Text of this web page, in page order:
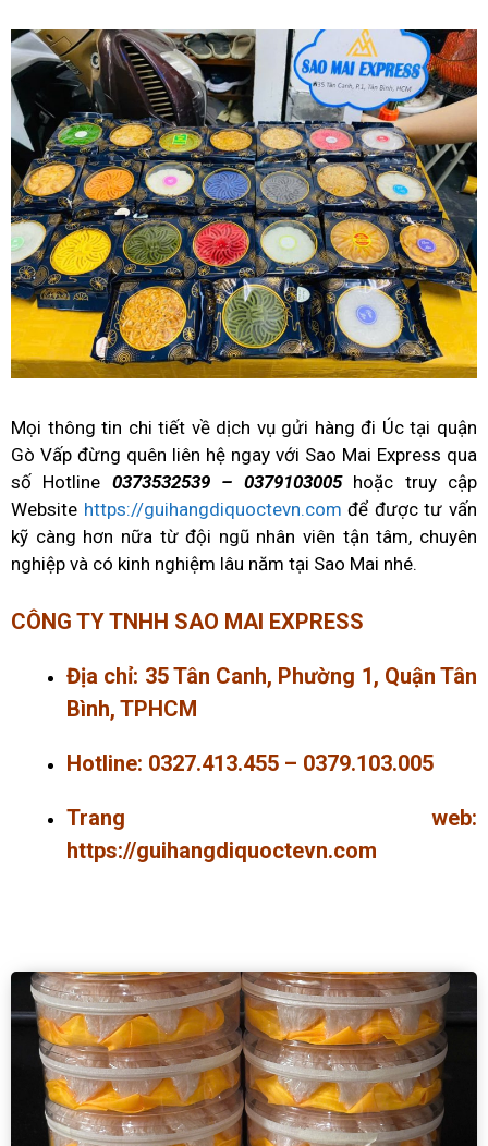
Mọi thông tin chi tiết về dịch vụ gửi hàng đi Úc tại quận
Gò Vấp đừng quên liên hệ ngay với Sao Mai Express qua
số Hotline 0373532539 – 0379103005hoặc truy cập
Website https://guihangdiquoctevn.com để được tư vấn
kỹ càng hơn nữa từ đội ngũ nhân viên tận tâm, chuyên
nghiệp và có kinh nghiệm lâu năm tại Sao Mai nhé.
CÔNG TY TNHH SAO MAI EXPRESS
Địa chỉ: 35 Tân Canh, Phường 1, Quận Tân
Bình, TPHCM
Hotline: 0327.413.455 – 0379.103.005
Trang web:
https://guihangdiquoctevn.com